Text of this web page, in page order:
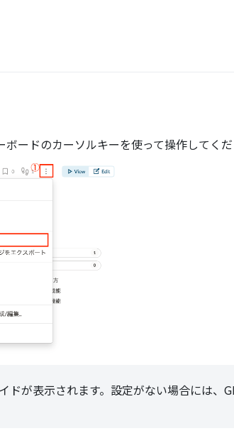
ードのカーソルキーを使って操作してくだ
ドが表示されます。設定がない場合には、